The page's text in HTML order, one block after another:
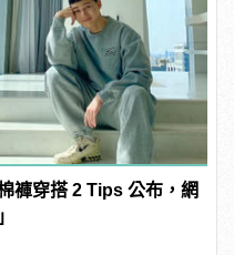
褲穿搭 2 Tips 公布，網